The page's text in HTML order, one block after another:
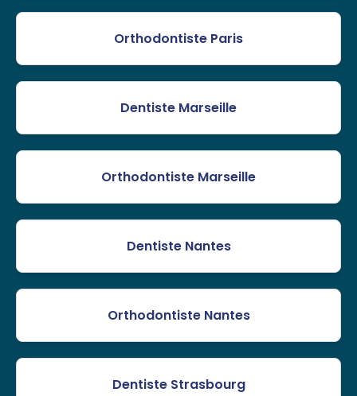
Orthodontiste Paris
Dentiste Marseille
Orthodontiste Marseille
Dentiste Nantes
Orthodontiste Nantes
Dentiste Strasbourg